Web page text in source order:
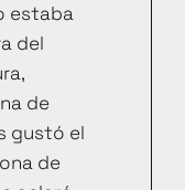
estaba
del
de
gustó el
de